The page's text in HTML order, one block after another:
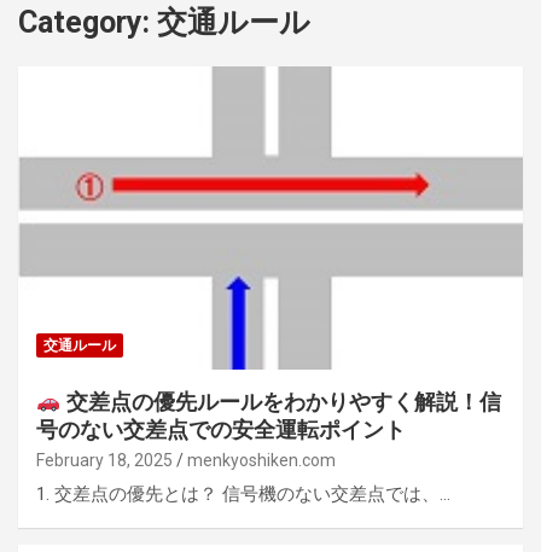
Category: 交通ルール
交通ルール
交差点の優先ルールをわかりやすく解説！信
号のない交差点での安全運転ポイント
February 18, 2025 menkyoshiken.com
1. 交差点の優先とは？ 信号機のない交差点では、…